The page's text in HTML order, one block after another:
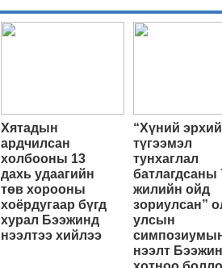
Хятадын
ардчилсан
холбооны 13
дахь удаагийн
төв хорооны
хоёрдугаар бүгд
хурал Бээжинд
нээлтээ хийлээ
“Хүний
түгээмэл
тунхаглал
батлагдсаны
жилийн ойд
зориулсан”
улсын
нээлт Бээжин